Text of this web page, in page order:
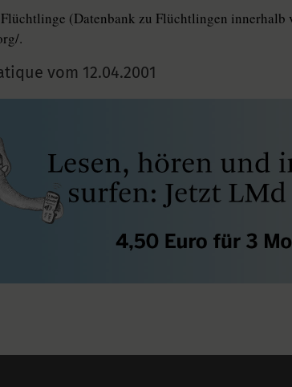
(Datenbank zu Flüchtlingen innerhalb
.
vom 12.04.2001